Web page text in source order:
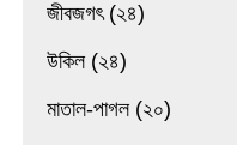
জীবজগৎ (২৪)
উকিল (২৪)
মাতাল-পাগল (২০)